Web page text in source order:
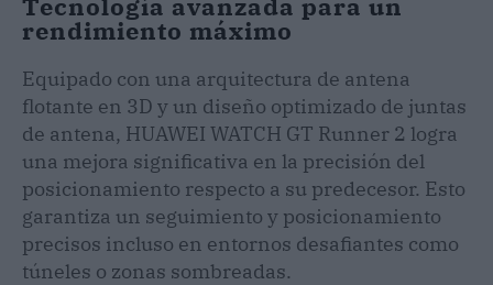
rendimiento máximo
Equipado con una arquitectura de antena
flotante en 3D y un diseño optimizado de juntas
de antena, HUAWEI WATCH GT Runner 2 logra
una mejora significativa en la precisión del
posicionamiento respecto a su predecesor. Esto
garantiza un seguimiento y posicionamiento
precisos incluso en entornos desafiantes como
túneles o zonas sombreadas.